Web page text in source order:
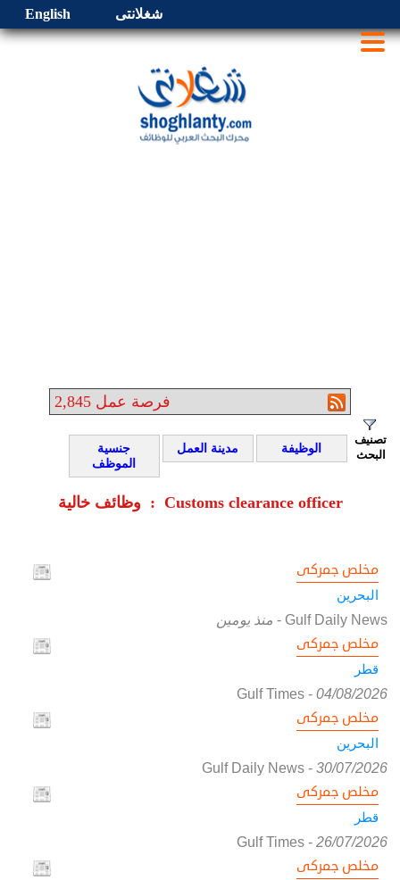
شغلانتى English
2,845 فرصة عمل
تصنيف
البحث
الوظيفة مدينة العمل
جنسية
الموظف
وظائف خالية : Customs clearance officer
مخلص جمركى
البحرين
Gulf Daily News
- منذ يومين
مخلص جمركى
قطر
Gulf Times- 04/08/2026
مخلص جمركى
البحرين
Gulf Daily News- 30/07/2026
مخلص جمركى
قطر
Gulf Times- 26/07/2026
مخلص جمركى